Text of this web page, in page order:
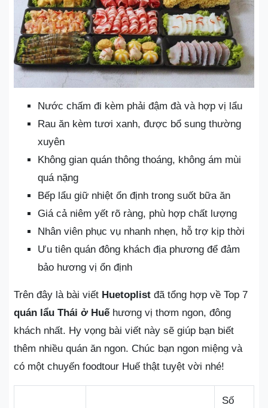
Nước chấm đi kèm phải đậm đà và hợp vị lẩu
Rau ăn kèm tươi xanh, được bổ sung thường
xuyên
Không gian quán thông thoáng, không ám mùi
quá nặng
Bếp lẩu giữ nhiệt ổn định trong suốt bữa ăn
Giá cả niêm yết rõ ràng, phù hợp chất lượng
Nhân viên phục vụ nhanh nhẹn, hỗ trợ kịp thời
Ưu tiên quán đông khách địa phương để đảm
bảo hương vị ổn định
Trên đây là bài viết Huetoplist đã tổng hợp về Top 7
quán lẩu Thái ở Huếhương vị thơm ngon, đông
khách nhất. Hy vọng bài viết này sẽ giúp bạn biết
thêm nhiều quán ăn ngon. Chúc bạn ngon miệng và
có một chuyến foodtour Huế thật tuyệt vời nhé!
Số